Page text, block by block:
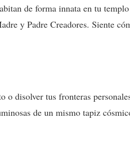
de forma innata en tu
y Padre Creadores. Siente
disolver tus fronteras
de un mismo tapiz